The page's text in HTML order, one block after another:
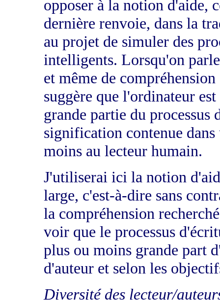
opposer à la notion d'aide,
dernière renvoie, dans la
au projet de simuler des
intelligents. Lorsqu'on
et même de
suggère que l'ordinateur
grande partie du processus
signification contenue
moins au lecteur humain.
J'utiliserai ici la notion
large, c'est-à-dire sans
la compréhension
voir que le processus
plus ou moins grande part
d'auteur et selon les
Diversité des lecteur/